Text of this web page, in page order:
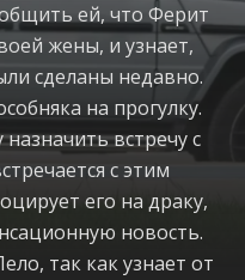
ей, что Ферит
жены, и узнает,
сделаны недавно.
на прогулку.
встречу с
с этим
его на драку,
новость.
так как узнает от